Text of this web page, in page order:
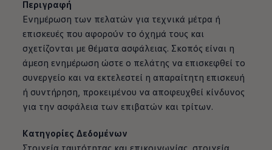
Περιγραφή
Ενημέρωση των πελατών για τεχνικά μέτρα ή
επισκευές που αφορούν το όχημά τους και
σχετίζονται με θέματα ασφάλειας. Σκοπός είναι η
άμεση ενημέρωση ώστε ο πελάτης να επισκεφθεί το
συνεργείο και να εκτελεστεί η απαραίτητη επισκευή
ή συντήρηση, προκειμένου να αποφευχθεί κίνδυνος
για την ασφάλεια των επιβατών και τρίτων.
Κατηγορίες Δεδομένων
Στοιχεία ταυτότητας και επικοινωνίας, στοιχεία